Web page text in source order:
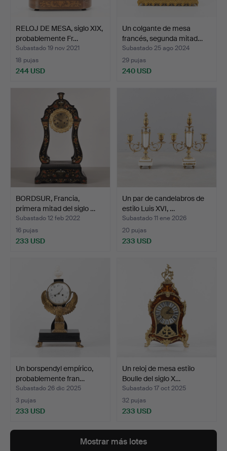
RELOJ DE MESA, siglo XIX,
probablemente Fr…
Subastado 19 nov 2021
18 pujas
244 USD
Un colgante de mesa
francés, segunda mitad…
Subastado 25 ago 2024
29 pujas
240 USD
BORDSUR, Francia,
primera mitad del siglo …
Subastado 12 feb 2022
16 pujas
233 USD
Un par de candelabros de
estilo Luis XVI, …
Subastado 11 ene 2026
20 pujas
233 USD
Un borspendyl empírico,
probablemente fran…
Subastado 26 dic 2025
3 pujas
233 USD
Un reloj de mesa estilo
Boulle del siglo X…
Subastado 17 oct 2025
32 pujas
233 USD
Mostrar más lotes